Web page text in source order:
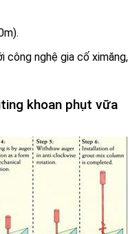
công nghệ gia cố ximăng,
khoan phụt vữa